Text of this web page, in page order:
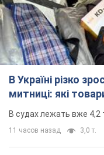
В Україні різко
митниці: які
В судах лежать вже 4,2
11 часов назад 3,0 т.